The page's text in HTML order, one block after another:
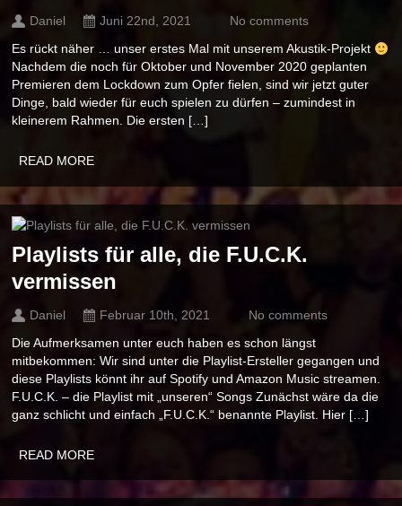
Daniel Juni 22nd, 2021
No comments
Es rückt näher … unser erstes Mal mit unserem Akustik-Projekt
Nachdem die noch für Oktober und November 2020 geplanten
Premieren dem Lockdown zum Opfer fielen, sind wir jetzt guter
Dinge, bald wieder für euch spielen zu dürfen – zumindest in
kleinerem Rahmen. Die ersten […]
READ MORE
Playlists für alle, die F.U.C.K.
vermissen
Daniel Februar 10th, 2021
No comments
Die Aufmerksamen unter euch haben es schon längst
mitbekommen: Wir sind unter die Playlist-Ersteller gegangen und
diese Playlists könnt ihr auf Spotify und Amazon Music streamen.
F.U.C.K. – die Playlist mit „unseren“ Songs Zunächst wäre da die
ganz schlicht und einfach „F.U.C.K.“ benannte Playlist. Hier […]
READ MORE